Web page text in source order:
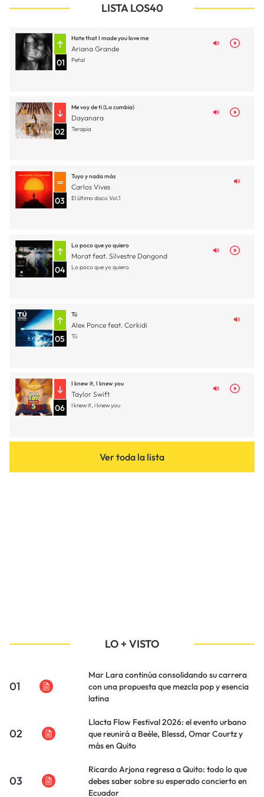
LISTA LOS40
01
Hate that I made you love me
Ariana Grande
Petal
02
Me voy de ti (La cumbia)
Dayanara
Terapia
03
Tuyo y nada más
Carlos Vives
El último disco Vol.1
04
Lo poco que yo quiero
Morat feat. Silvestre Dangond
Lo poco que yo quiero
05
Tú
Alex Ponce feat. Corkidi
Tú
06
I knew it, I knew you
Taylor Swift
I knew it, i knew you
Ver toda la lista
LO + VISTO
01
Mar Lara continúa consolidando su carrera
con una propuesta que mezcla pop y esencia
latina
02
Llacta Flow Festival 2026: el evento urbano
que reunirá a Beéle, Blessd, Omar Courtz y
más en Quito
03
Ricardo Arjona regresa a Quito: todo lo que
debes saber sobre su esperado concierto en
Ecuador